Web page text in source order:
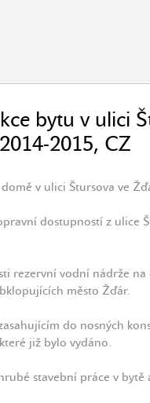
bytu v ulici
2015, CZ
v ulici Štursova ve
dostupností z ulice
rezervní vodní nádrže
město Žďár.
do nosných
již bylo vydáno.
stavební práce v